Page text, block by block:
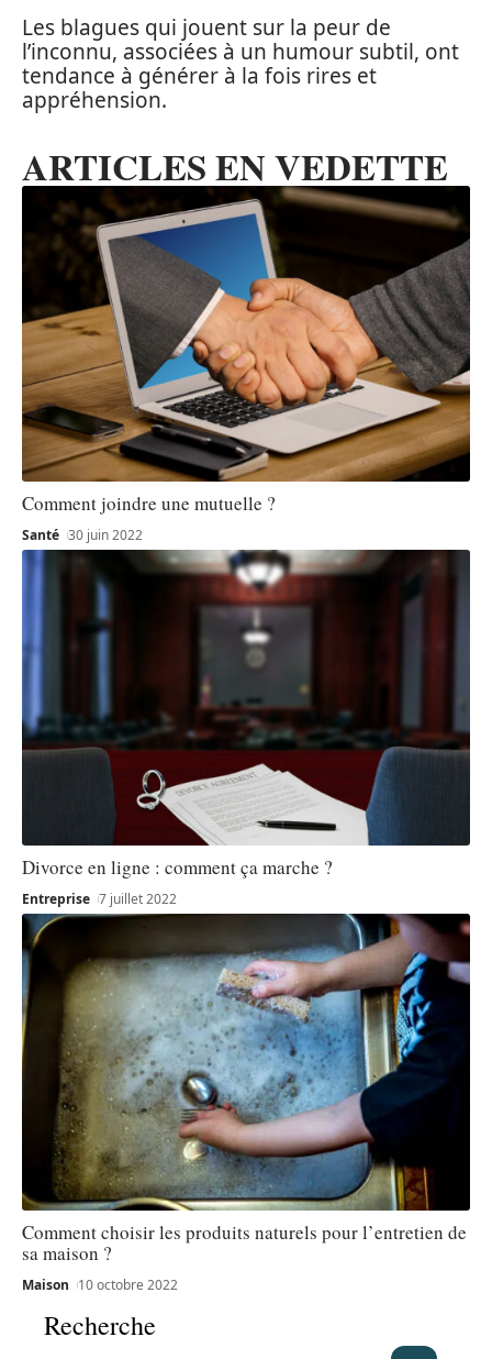
Les blagues qui jouent sur la peur de
l’inconnu, associées à un humour subtil, ont
tendance à générer à la fois rires et
appréhension.
ARTICLES EN VEDETTE
Comment joindre une mutuelle ?
Santé 30 juin 2022
Divorce en ligne : comment ça marche ?
Entreprise 7 juillet 2022
Comment choisir les produits naturels pour l’entretien de
sa maison ?
Maison 10 octobre 2022
Recherche